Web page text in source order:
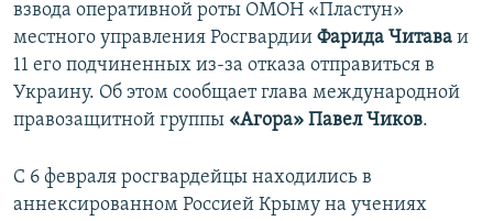
взвода оперативной роты ОМОН «Пластун»
местного управления Росгвардии Фарида Читава и
11 его подчиненных из-за отказа отправиться в
Украину. Об этом сообщает глава международной
правозащитной группы «Агора» Павел Чиков.
С 6 февраля росгвардейцы находились в
аннексированном Россией Крыму на учениях